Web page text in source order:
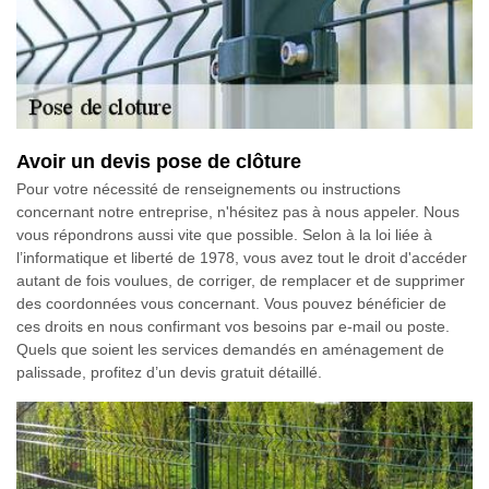
Avoir un devis pose de clôture
Pour votre nécessité de renseignements ou instructions
concernant notre entreprise, n'hésitez pas à nous appeler. Nous
vous répondrons aussi vite que possible. Selon à la loi liée à
l’informatique et liberté de 1978, vous avez tout le droit d'accéder
autant de fois voulues, de corriger, de remplacer et de supprimer
des coordonnées vous concernant. Vous pouvez bénéficier de
ces droits en nous confirmant vos besoins par e-mail ou poste.
Quels que soient les services demandés en aménagement de
palissade, profitez d’un devis gratuit détaillé.